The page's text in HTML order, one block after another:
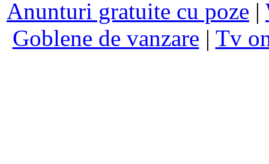
Anunturi gratuite cu poze |
Goblene de vanzare | Tv